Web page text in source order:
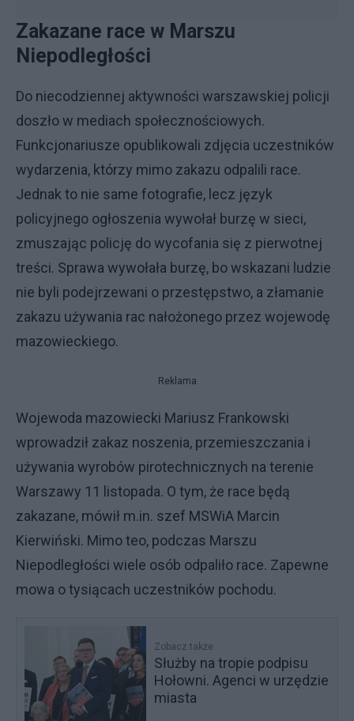
Zakazane race w Marszu
Niepodległości
Do niecodziennej aktywności warszawskiej policji
doszło w mediach społecznościowych.
Funkcjonariusze opublikowali zdjęcia uczestników
wydarzenia, którzy mimo zakazu odpalili race.
Jednak to nie same fotografie, lecz język
policyjnego ogłoszenia wywołał burzę w sieci,
zmuszając policję do wycofania się z pierwotnej
treści. Sprawa wywołała burzę, bo wskazani ludzie
nie byli podejrzewani o przestępstwo, a złamanie
zakazu używania rac nałożonego przez wojewodę
mazowieckiego.
Reklama
Wojewoda mazowiecki Mariusz Frankowski
wprowadził zakaz noszenia, przemieszczania i
używania wyrobów pirotechnicznych na terenie
Warszawy 11 listopada. O tym, że race będą
zakazane, mówił m.in. szef MSWiA Marcin
Kierwiński. Mimo teo, podczas Marszu
Niepodległości wiele osób odpaliło race. Zapewne
mowa o tysiącach uczestników pochodu.
Zobacz także
Służby na tropie podpisu
Hołowni. Agenci w urzędzie
miasta